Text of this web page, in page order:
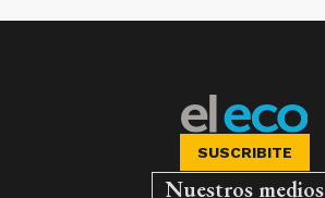
SUSCRIBITE
Nuestros medios